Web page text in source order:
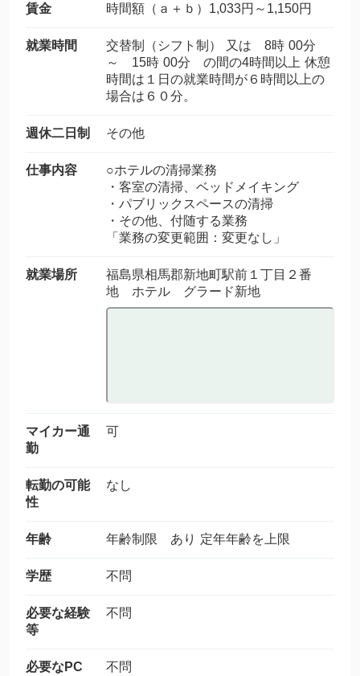
賃金 時間額（ａ＋ｂ）1,033円～1,150円
就業時間
交替制（シフト制） 又は 8時 00分
～ 15時 00分 の間の4時間以上 休憩
時間は１日の就業時間が６時間以上の
場合は６０分。
週休二日制 その他
仕事内容
○ホテルの清掃業務
・客室の清掃、ベッドメイキング
・パブリックスペースの清掃
・その他、付随する業務
「業務の変更範囲：変更なし」
就業場所
福島県相馬郡新地町駅前１丁目２番
地 ホテル グラード新地
マイカー通
勤
可
転勤の可能
性
なし
年齢 年齢制限 あり 定年年齢を上限
学歴 不問
必要な経験
等
不問
必要なPC
不問